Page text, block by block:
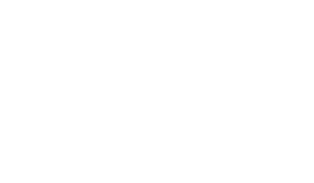
de Area com Vidro Temperado
de Terraço com Vidro Temperado
de Varanda com Cortina de Vidro
de Varanda com Vidro